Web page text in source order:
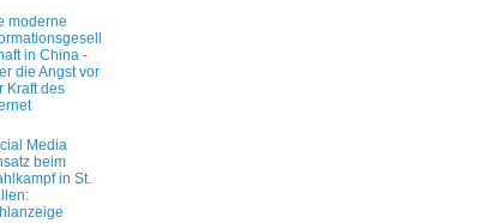
moderne
in China -
die Angst vor
Kraft des
Media
beim
in St.